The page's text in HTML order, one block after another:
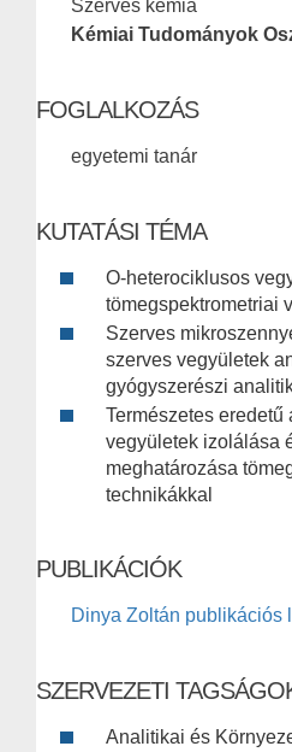
Szerves kémia
Kémiai Tudományok
FOGLALKOZÁS
egyetemi tanár
KUTATÁSI TÉMA
O-heterociklusos
tömegspektrometriai
Szerves
szerves vegyületek
gyógyszerészi
Természetes eredetű
vegyületek izolálása
meghatározása
technikákkal
PUBLIKÁCIÓK
Dinya Zoltán publikációs
SZERVEZETI
Analitikai és